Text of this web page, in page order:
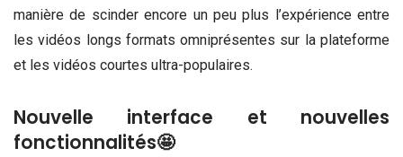
manière de scinder encore un peu plus l’expérience entre
les vidéos longs formats omniprésentes sur la plateforme
et les vidéos courtes ultra-populaires.
Nouvelle interface et nouvelles
fonctionnalités🤩